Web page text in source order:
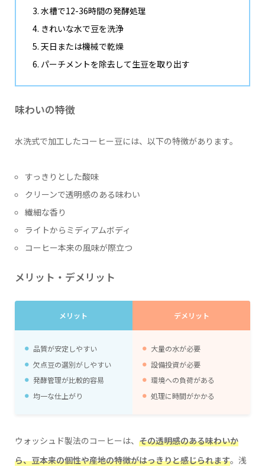
水槽で12-36時間の発酵処理
きれいな水で豆を洗浄
天日または機械で乾燥
パーチメントを除去して生豆を取り出す
味わいの特徴
水洗式で加工したコーヒー豆には、以下の特徴があります。
すっきりとした酸味
クリーンで透明感のある味わい
繊細な香り
ライトからミディアムボディ
コーヒー本来の風味が際立つ
メリット・デメリット
メリット デメリット
品質が安定しやすい
欠点豆の選別がしやすい
発酵管理が比較的容易
均一な仕上がり
大量の水が必要
設備投資が必要
環境への負荷がある
処理に時間がかかる
ウォッシュド製法のコーヒーは、 その透明感のある味わいか
ら、豆本来の個性や産地の特徴がはっきりと感じられます。浅